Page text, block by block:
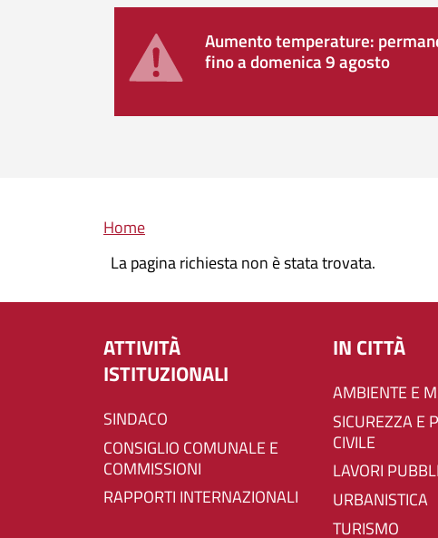
Aumento temperature:
fino a domenica 9 agosto
Briciole di pane
Home
La pagina richiesta non è stata trovata.
ATTIVITÀ
ISTITUZIONALI
SINDACO
CONSIGLIO COMUNALE E
COMMISSIONI
RAPPORTI INTERNAZIONALI
IN CITTÀ
AMBIENTE E
SICUREZZA E PROTEZIONE
CIVILE
LAVORI
URBANISTICA
TURISMO